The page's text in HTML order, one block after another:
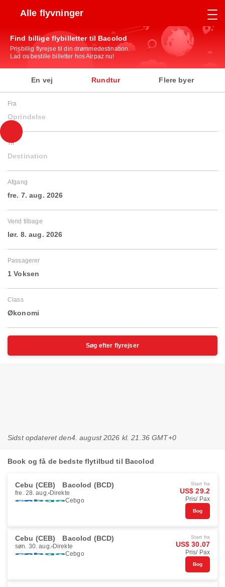
Alle flyvninger
Find billige flybilletter til Bacolod
Prisbillig flyrejse til din drømmedestination.
Lad os bestille billetter hos Airpaz nu!
En vej Rundtur Flere byer
Fra
Oprindelse
Til
Destination
Afgang
fre. 7. aug. 2026
Vend tilbage
lør. 8. aug. 2026
Passagerer
1 Voksen
Class
Økonomi
Søg efter flyrejser
Sidst opdateret den4. august 2026 kl. 21.36 GMT+0
Book og få de bedste flytilbud til Bacolod
Cebu (CEB) Bacolod (BCD)
fre. 28. aug. Direkte
Cebgo
Start fra
US$ 29.2
Pris/ Pax
Bog
Cebu (CEB) Bacolod (BCD)
søn. 30. aug. Direkte
Cebgo
Start fra
US$ 30.07
Pris/ Pax
Bog